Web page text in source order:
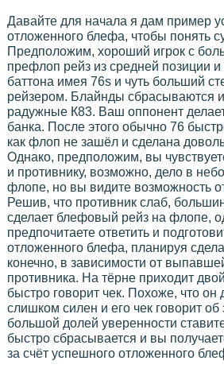
Давайте для начала я дам пример
отложенного блефа, чтобы понять
Предположим, хороший игрок с
префлоп рейз из средней позиции и
баттона имея 76s и чуть больший
рейзером. Блайнды сбрасываются
радужные К83. Ваш оппонент
банка. После этого обычно 76
как флоп не зашёл и сделана
Однако, предположим, вы
и противнику, возможно, дело в
флопе, но вы видите возможность
Решив, что противник слаб,
сделает блефовый рейз на флопе,
предпочитаете ответить и
отложенного блефа, планируя
конечно, в зависимости от
противника. На тёрне приходит
быстро говорит чек. Похоже, что он
слишком силен и его чек говорит об
большой долей уверенности
быстро сбрасывается и вы
за счёт успешного отложенного